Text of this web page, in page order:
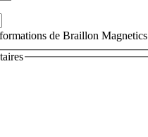
de Braillon Magnetics